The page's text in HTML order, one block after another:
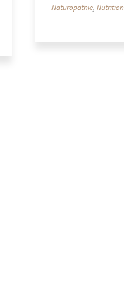
Naturopathie,Nutrition